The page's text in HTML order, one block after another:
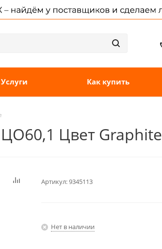
Услуги Как купить
ЦО60,1 Цвет Graphite
Артикул:9345113
Нет в наличии